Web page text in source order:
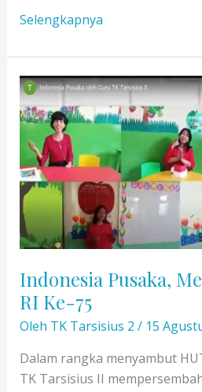
Program
TK
Tarsisius
2
Selengkapnya
Indonesia Pusaka,
RI Ke-75
Oleh TK Tarsisius 2 / 15
Dalam rangka menyambut
TK Tarsisius II